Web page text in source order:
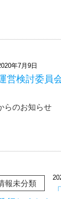
年7月9日
営検討委員
らのお知らせ
報未分類